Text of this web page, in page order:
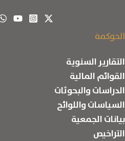
الحوكمة
التقارير السنوية
القوائم المالية
الدراسات والبحوثات
السياسات واللوائح
بيانات الجمعية
التراخيص